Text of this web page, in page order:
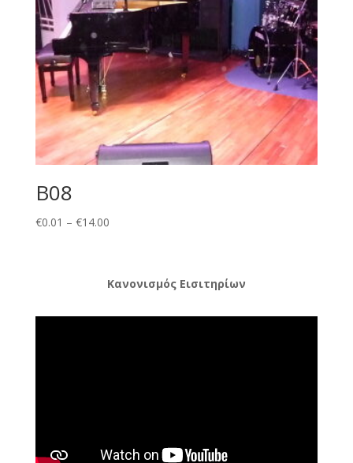
B08
€0.01 – €14.00Price
Κανονισμός Εισιτηρίων